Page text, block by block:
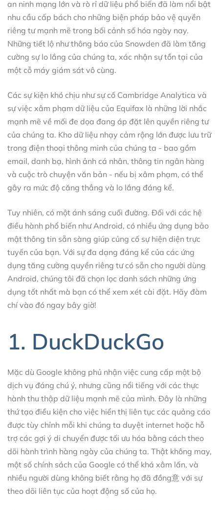
an ninh mạng lớn và rò rỉ dữ liệu phổ biến đã làm nổi bật
nhu cầu cấp bách cho những biện pháp bảo vệ quyền
riêng tư mạnh mẽ trong bối cảnh số hóa ngày nay.
Những tiết lộ như thông báo của Snowden đã làm tăng
cường sự lo lắng của chúng ta, xác nhận sự tồn tại của
một cỗ máy giám sát vô cùng.
Các sự kiện khó chịu như sự cố Cambridge Analytica và
sự việc xâm phạm dữ liệu của Equifax là những lời nhắc
mạnh mẽ về mối đe dọa đang áp đặt lên quyền riêng tư
của chúng ta. Kho dữ liệu nhạy cảm rộng lớn được lưu trữ
trong điện thoại thông minh của chúng ta - bao gồm
email, danh bạ, hình ảnh cá nhân, thông tin ngân hàng
và cuộc trò chuyện văn bản - nếu bị xâm phạm, có thể
gây ra mức độ căng thẳng và lo lắng đáng kể.
Tuy nhiên, có một ánh sáng cuối đường. Đối với các hệ
điều hành phổ biến như Android, có nhiều ứng dụng bảo
mật thông tin sẵn sàng giúp củng cố sự hiện diện trực
tuyến của bạn. Với sự đa dạng đáng kể của các ứng
dụng tăng cường quyền riêng tư có sẵn cho người dùng
Android, chúng tôi đã chọn lọc danh sách những ứng
dụng tốt nhất mà bạn có thể xem xét cài đặt. Hãy đàm
chí vào đó ngay bây giờ!
1. DuckDuckGo
Mặc dù Google không phủ nhận việc cung cấp một bộ
dịch vụ đáng chú ý, nhưng cũng nổi tiếng với các thực
hành thu thập dữ liệu mạnh mẽ của mình. Đây là những
thứ tạo điều kiện cho việc hiển thị liên tục các quảng cáo
được tùy chỉnh mỗi khi chúng ta duyệt internet hoặc hỗ
trợ các gợi ý di chuyển được tối ưu hóa bằng cách theo
dõi hành trình hàng ngày của chúng ta. Thật không may,
một số chính sách của Google có thể khá xâm lấn, và
nhiều người dùng không biết rằng họ đã đồng意 với sự
theo dõi liên tục của hoạt động số của họ.